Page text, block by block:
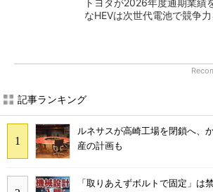
トヨタが2026年度通期業績
なHEVは次世代電池で競争
記事ランキング
ルネサスが高崎工場を閉鎖へ、
産の計画も
「取りあえずボルトで固定」